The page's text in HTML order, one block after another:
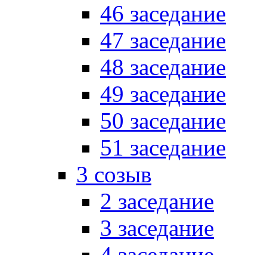
46 заседание
47 заседание
48 заседание
49 заседание
50 заседание
51 заседание
3 созыв
2 заседание
3 заседание